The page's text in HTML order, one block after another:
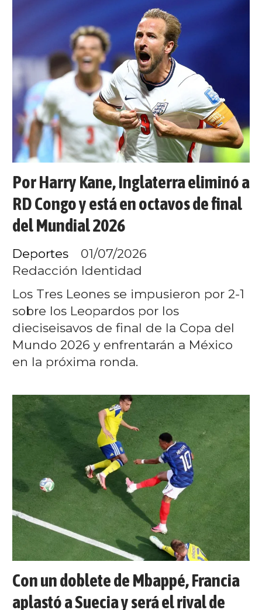
Por Harry Kane, Inglaterra eliminó a
RD Congo y está en octavos de final
del Mundial 2026
Redacción Identidad
Deportes 01/07/2026
Los Tres Leones se impusieron por 2-1
sobre los Leopardos por los
dieciseisavos de final de la Copa del
Mundo 2026 y enfrentarán a México
en la próxima ronda.
Con un doblete de Mbappé, Francia
aplastó a Suecia y será el rival de